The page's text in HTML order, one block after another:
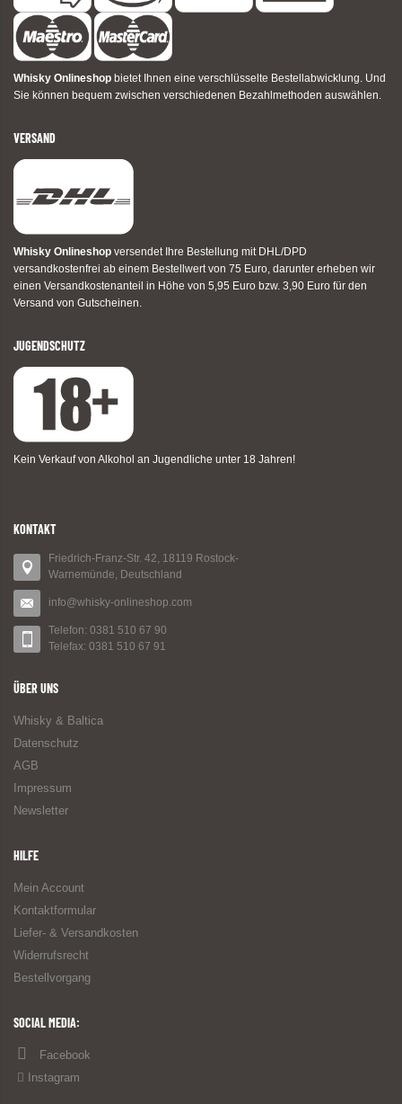
Whisky Onlineshop bietet Ihnen eine verschlüsselte Bestellabwicklung. Und
Sie können bequem zwischen verschiedenen Bezahlmethoden auswählen.
VERSAND
Whisky Onlineshop versendet Ihre Bestellung mit DHL/DPD
versandkostenfrei ab einem Bestellwert von 75 Euro, darunter erheben wir
einen Versandkostenanteil in Höhe von 5,95 Euro bzw. 3,90 Euro für den
Versand von Gutscheinen.
JUGENDSCHUTZ
Kein Verkauf von Alkohol an Jugendliche unter 18 Jahren!
KONTAKT
Friedrich-Franz-Str. 42, 18119 Rostock-
Warnemünde, Deutschland
info@whisky-onlineshop.com
Telefon: 0381 510 67 90
Telefax: 0381 510 67 91
ÜBER UNS
Whisky & Baltica
Datenschutz
AGB
Impressum
Newsletter
HILFE
Mein Account
Kontaktformular
Liefer- & Versandkosten
Widerrufsrecht
Bestellvorgang
SOCIAL MEDIA:
Facebook
Instagram